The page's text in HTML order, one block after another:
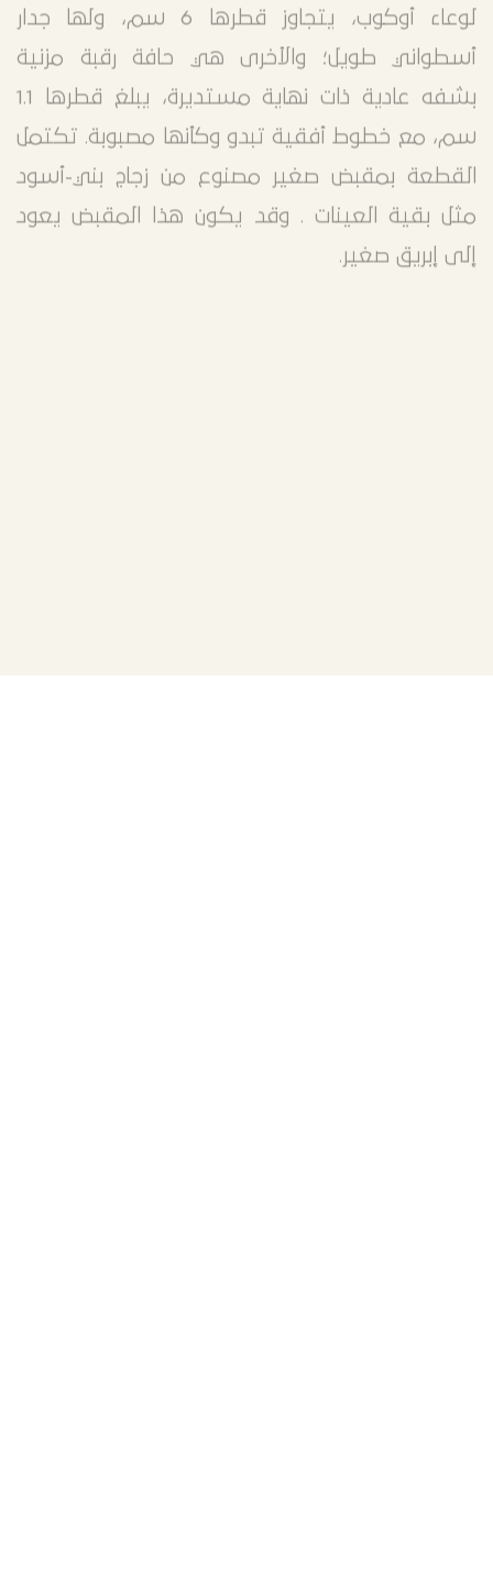
ذات جسم كروي قليلا ورقبة طويلة.
يوجد في هذه العينة حافتان: إحداهما حافة بسيطة
لوعاء أوكوب، يتجاوز قطرها 6 سم، ولها جدار
أسطواني طويل؛ والأخرى هي حافة رقبة مزنية
بشفه عادية ذات نهاية مستديرة، يبلغ قطرها 1.1
سم، مع خطوط أفقية تبدو وكأنها مصبوبة. تكتمل
القطعة بمقبض صغير مصنوع من زجاج بني-أسود